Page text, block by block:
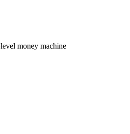
money machine